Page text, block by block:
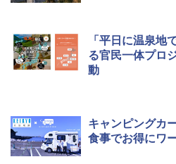
「平日に温泉地
る官民一体プロ
動
キャンピングカ
食事でお得にワ